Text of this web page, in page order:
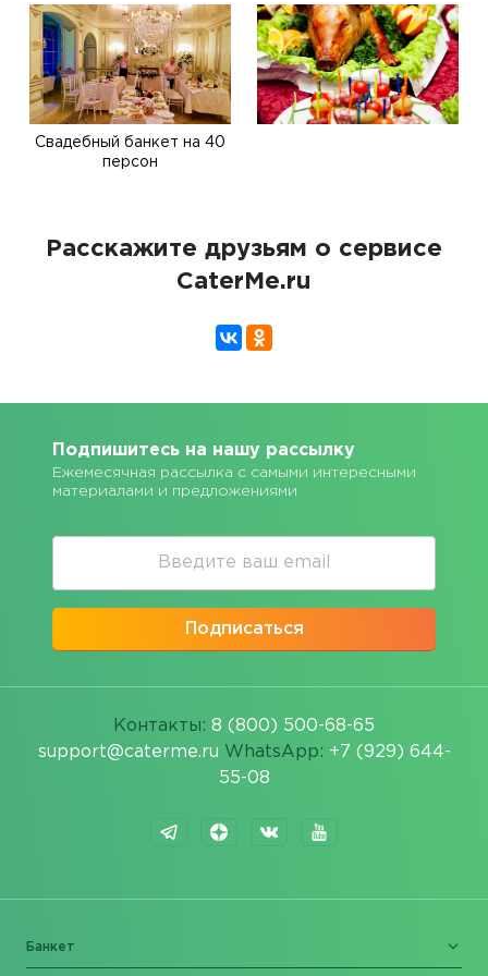
Свадебный банкет на 40
персон
Расскажите друзьям о сервисе
CaterMe.ru
Подпишитесь на нашу рассылку
Ежемесячная рассылка с самыми интересными
материалами и предложениями
Подписаться
Контакты: 8 (800) 500-68-65
support@caterme.ru WhatsApp: +7 (929) 644-
55-08
Банкет